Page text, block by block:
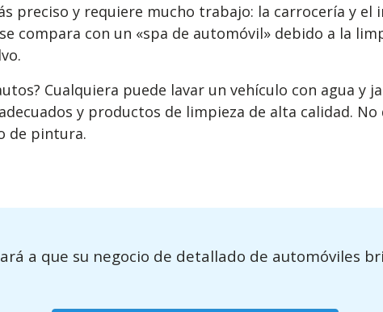
preciso y requiere mucho trabajo: la carrocería y
compara con un «spa de automóvil» debido a la
Cualquiera puede lavar un vehículo con agua y
y productos de limpieza de alta calidad.
de pintura.
a que su negocio de detallado de automóviles